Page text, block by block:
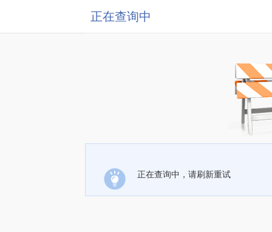
正在查询中
正在查询中，请刷新重试